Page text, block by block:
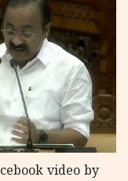
video by